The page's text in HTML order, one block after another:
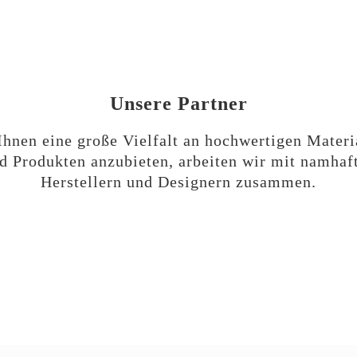
Unsere Partner
eine große Vielfalt an hochwertigen
Produkten anzubieten, arbeiten wir mit
Herstellern und Designern zusammen.